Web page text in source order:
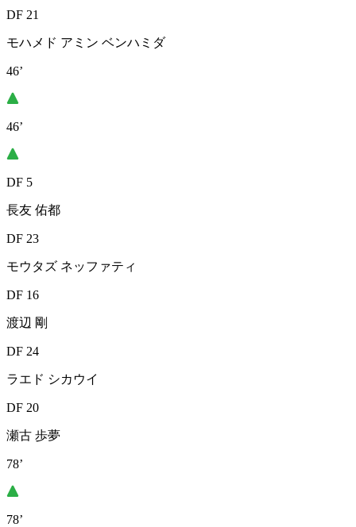
DF 21
モハメド アミン ベンハミダ
46’
46’
DF 5
長友 佑都
DF 23
モウタズ ネッファティ
DF 16
渡辺 剛
DF 24
ラエド シカウイ
DF 20
瀬古 歩夢
78’
78’